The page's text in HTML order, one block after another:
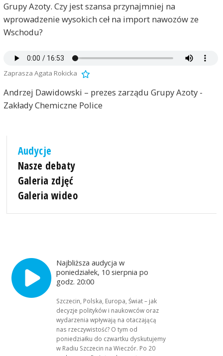
Grupy Azoty. Czy jest szansa przynajmniej na
wprowadzenie wysokich ceł na import nawozów ze
Wschodu?
Zaprasza Agata Rokicka
Andrzej Dawidowski – prezes zarządu Grupy Azoty -
Zakłady Chemiczne Police
Audycje
Nasze debaty
Galeria zdjęć
Galeria wideo
Najbliższa audycja w
poniedziałek, 10 sierpnia po
godz. 20:00
Szczecin, Polska, Europa, Świat – jak
decyzje polityków i naukowców oraz
wydarzenia wpływają na otaczającą
nas rzeczywistość? O tym od
poniedziałku do czwartku dyskutujemy
w Radiu Szczecin na Wieczór. Po 20